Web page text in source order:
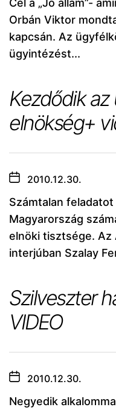
Cél a „Jó állam”-
Orbán Viktor
kapcsán. Az
ügyintézést...
Kezdődik az
elnökség+
2010.12.30.
Számtalan
Magyarország
elnöki tisztsége. Az
interjúban Szalay
Szilveszter
VIDEO
2010.12.30.
Negyedik